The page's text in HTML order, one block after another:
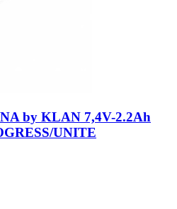
by KLAN 7,4V-2.2Ah
UNITE